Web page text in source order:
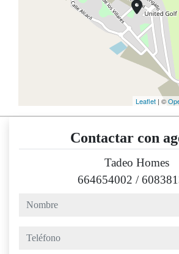
Leaflet | ©
Contactar con
Tadeo Homes
664654002 /
nombre
teléfono